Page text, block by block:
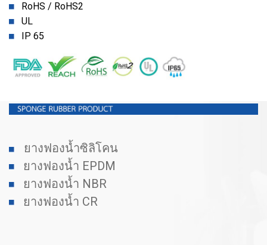
RoHS / RoHS2
UL
IP 65
ยางฟองน้ำซิลิโคน
ยางฟองน้ำ EPDM
ยางฟองน้ำ NBR
ยางฟองน้ำ CR